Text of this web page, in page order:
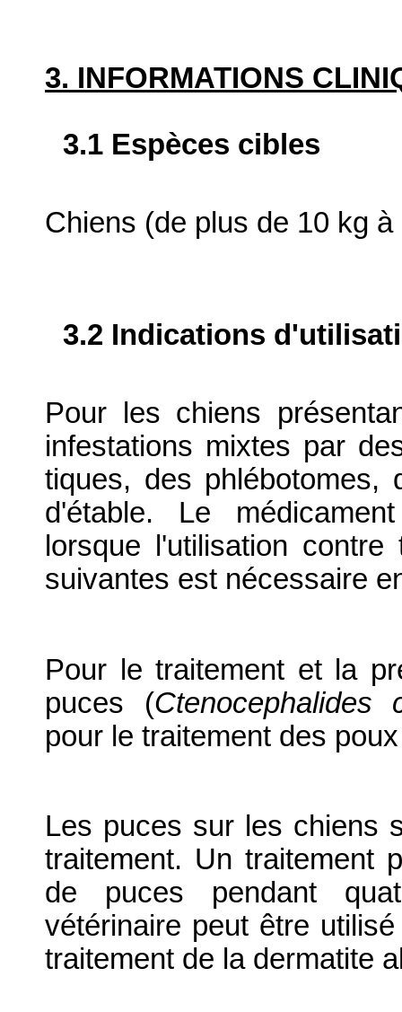
3. INFORMATIONS
3.1 Espèces cibles
Chiens (de plus de 10 kg à
3.2 Indications
Pour les chiens
infestations mixtes par
tiques, des phlébotomes,
d'étable. Le
lorsque l'utilisation
suivantes est nécessaire
Pour le traitement et la
puces (Ctenocephalides
pour le traitement des
Les puces sur les chiens
traitement. Un traitement
de puces pendant
vétérinaire peut être
traitement de la dermatite